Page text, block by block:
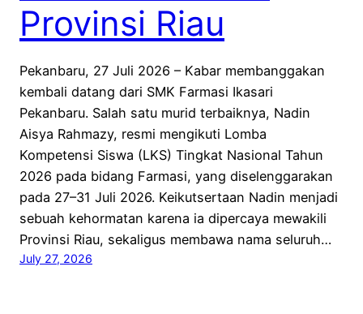
Provinsi Riau
Pekanbaru, 27 Juli 2026 – Kabar membanggakan
kembali datang dari SMK Farmasi Ikasari
Pekanbaru. Salah satu murid terbaiknya, Nadin
Aisya Rahmazy, resmi mengikuti Lomba
Kompetensi Siswa (LKS) Tingkat Nasional Tahun
2026 pada bidang Farmasi, yang diselenggarakan
pada 27–31 Juli 2026. Keikutsertaan Nadin menjadi
sebuah kehormatan karena ia dipercaya mewakili
Provinsi Riau, sekaligus membawa nama seluruh…
July 27, 2026